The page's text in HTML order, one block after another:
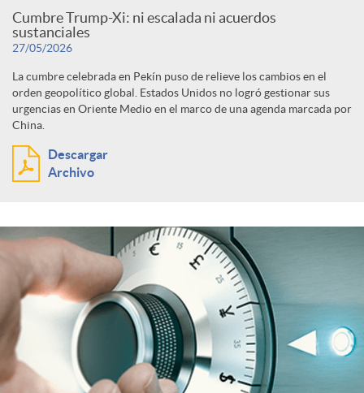
s
Cumbre Trump-Xi: ni escalada ni acuerdos
sustanciales
27/05/2026
La cumbre celebrada en Pekín puso de relieve los cambios en el
orden geopolítico global. Estados Unidos no logró gestionar sus
urgencias en Oriente Medio en el marco de una agenda marcada por
China.
Descargar
Archivo